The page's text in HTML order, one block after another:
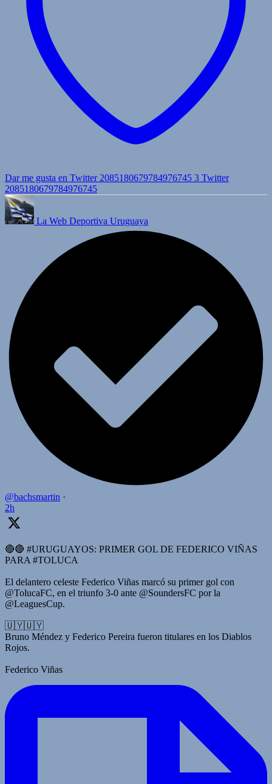
Dar me gusta en Twitter 2085180679784976745 3 Twitter
2085180679784976745
La Web Deportiva Uruguaya
@bachsmartin ·
2h
🔴🔴 #URUGUAYOS: PRIMER GOL DE FEDERICO VIÑAS
PARA #TOLUCA
El delantero celeste Federico Viñas marcó su primer gol con
@TolucaFC, en el triunfo 3-0 ante @SoundersFC por la
@LeaguesCup.
🇺🇾🇺🇾
Bruno Méndez y Federico Pereira fueron titulares en los Diablos
Rojos.
Federico Viñas